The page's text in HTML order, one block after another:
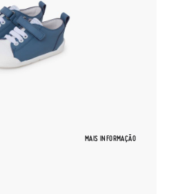
MAIS INFORMAÇÃO